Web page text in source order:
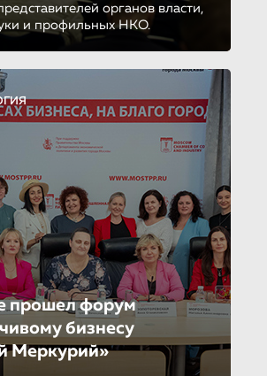
органов власти,
и профильных НКО.
прошел форум
бизнесу
Меркурий»